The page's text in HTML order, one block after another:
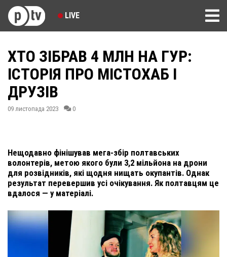
LIVE
ХТО ЗІБРАВ 4 МЛН НА ГУР:
ІСТОРІЯ ПРО МІСТОХАБ І
ДРУЗІВ
09 листопада 2023 0
Нещодавно фінішував мега-збір полтавських
волонтерів, метою якого були 3,2 мільйона на дрони
для розвідників, які щодня нищать окупантів. Однак
результат перевершив усі очікування. Як полтавцям це
вдалося — у матеріалі.